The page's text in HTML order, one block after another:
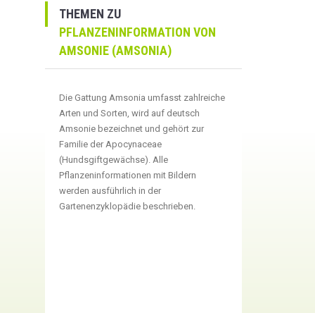
THEMEN ZU
PFLANZENINFORMATION VON
AMSONIE (AMSONIA)
Die Gattung Amsonia umfasst zahlreiche
Arten und Sorten, wird auf deutsch
Amsonie bezeichnet und gehört zur
Familie der Apocynaceae
(Hundsgiftgewächse). Alle
Pflanzeninformationen mit Bildern
werden ausführlich in der
Gartenenzyklopädie beschrieben.